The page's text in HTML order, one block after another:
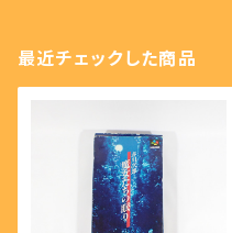
最近チェックした商品